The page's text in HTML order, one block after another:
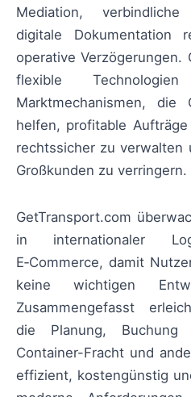
Mediation,
digitale Dokumentation
operative Verzögerungen.
flexible
Marktmechanismen, die
helfen, profitable
rechtssicher zu verwalten
Großkunden zu verringern.
GetTransport.com
in internationaler
E‑Commerce, damit
keine wichtigen
Zusammengefasst
die Planung,
Container-Fracht und
effizient, kostengünstig